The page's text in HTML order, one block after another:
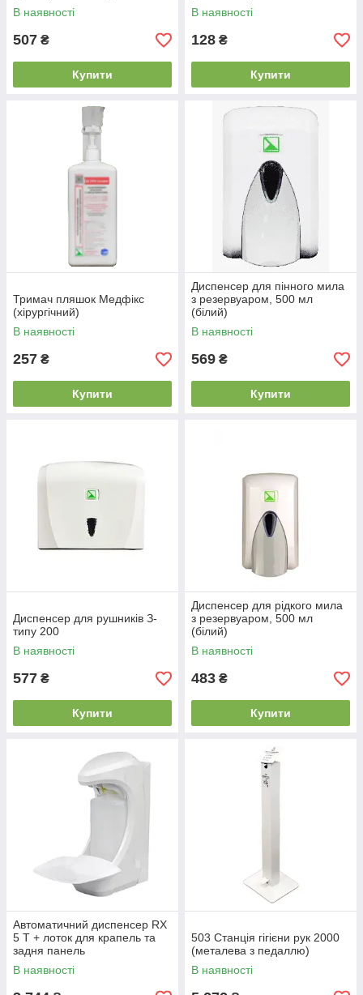
В наявності
507 ₴
Купити
В наявності
128 ₴
Купити
Тримач пляшок Медфікс
(хірургічний)
В наявності
257 ₴
Купити
Диспенсер для пінного мила
з резервуаром, 500 мл
(білий)
В наявності
569 ₴
Купити
Диспенсер для рушників З-
типу 200
В наявності
577 ₴
Купити
Диспенсер для рідкого мила
з резервуаром, 500 мл
(білий)
В наявності
483 ₴
Купити
Автоматичний диспенсер RX
5 T + лоток для крапель та
задня панель
В наявності
503 Станція гігієни рук 2000
(металева з педаллю)
В наявності